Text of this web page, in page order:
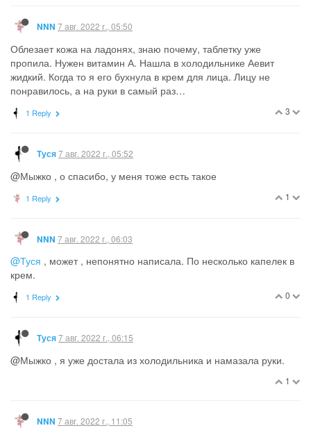
NNN 7 авг. 2022 г., 05:50
Облезает кожа на ладонях, знаю почему, таблетку уже
пропила. Нужен витамин А. Нашла в холодильнике Аевит
жидкий. Когда то я его бухнула в крем для лица. Лицу не
понравилось, а на руки в самый раз…
3
1 Reply
Туся7 авг. 2022 г., 05:52
@Мыжко , о спасибо, у меня тоже есть такое
1
1 Reply
NNN 7 авг. 2022 г., 06:03
@Туся , может , непонятно написала. По несколько капелек в
крем.
0
1 Reply
Туся7 авг. 2022 г., 06:15
@Мыжко , я уже достала из холодильника и намазала руки.
1
NNN 7 авг. 2022 г., 11:05